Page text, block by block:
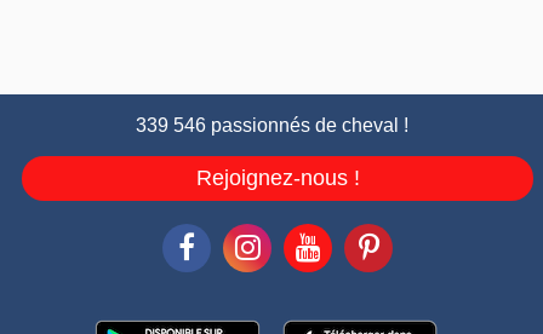
339 546 passionnés de cheval !
Rejoignez-nous !